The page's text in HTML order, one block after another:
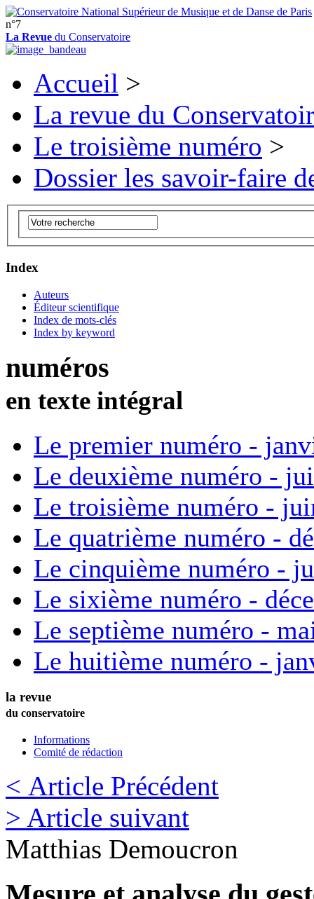
n°7
La Revue du Conservatoire
Accueil >
La revue du
Le troisième numéro >
Dossier les savoir-faire
Index
Auteurs
Éditeur scientifique
Index de mots-clés
Index by keyword
numéros
en texte intégral
Le premier numéro -
Le deuxième numéro -
Le troisième numéro -
Le quatrième numéro -
Le cinquième numéro -
Le sixième numéro -
Le septième numéro -
Le huitième numéro -
la revue
du conservatoire
Informations
Comité de rédaction
< Article Précédent
> Article suivant
Matthias Demoucron